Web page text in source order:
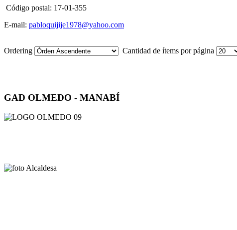
Código postal: 17-01-355
E-mail: pabloquijije1978@yahoo.com
Ordering Cantidad de ítems por página
GAD OLMEDO - MANABÍ